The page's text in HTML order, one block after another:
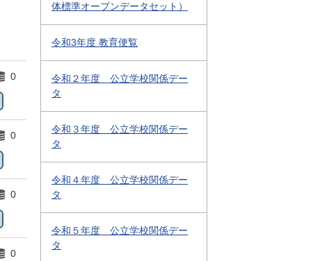
0
0
0
0
体標準オープンデータセット）
令和3年度 教育便覧
令和２年度 公立学校関係デー
タ
令和３年度 公立学校関係デー
タ
令和４年度 公立学校関係デー
タ
令和５年度 公立学校関係デー
タ